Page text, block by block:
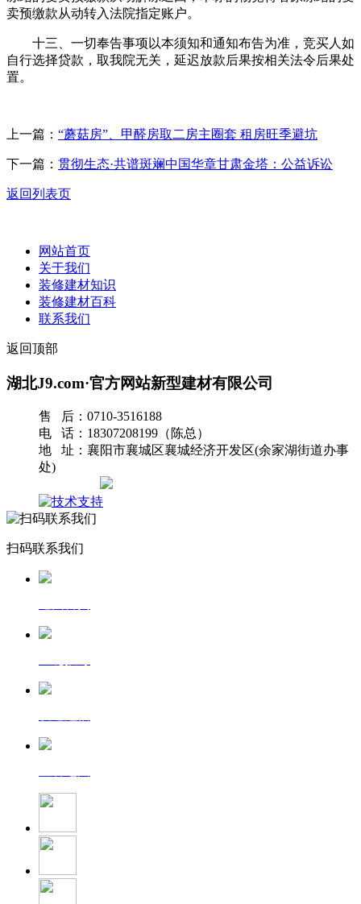
卖预缴款从动转入法院指定账户。
十三、一切奉告事项以本须知和通知布告为准，竞买人如
自行选择贷款，取我院无关，延迟放款后果按相关法令后果处
置。
上一篇： “蘑菇房”、甲醛房取二房主圈套 租房旺季避坑
下一篇： 贯彻生态·共谱斑斓中国华章甘肃金塔：公益诉讼
返回列表页
网站首页
关于我们
装修建材知识
装修建材百科
联系我们
返回顶部
湖北J9.com·官方网站新型建材有限公司
售 后：0710-3516188
电 话：18307208199（陈总）
地 址：襄阳市襄城区襄城经济开发区(余家湖街道办事
处)
扫码联系我们